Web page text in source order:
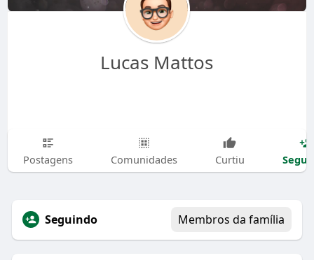
Lucas Mattos
Postagens Comunidades Curtiu
Seguindo Membros da família